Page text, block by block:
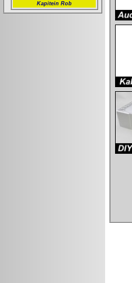
Kapitein Rob